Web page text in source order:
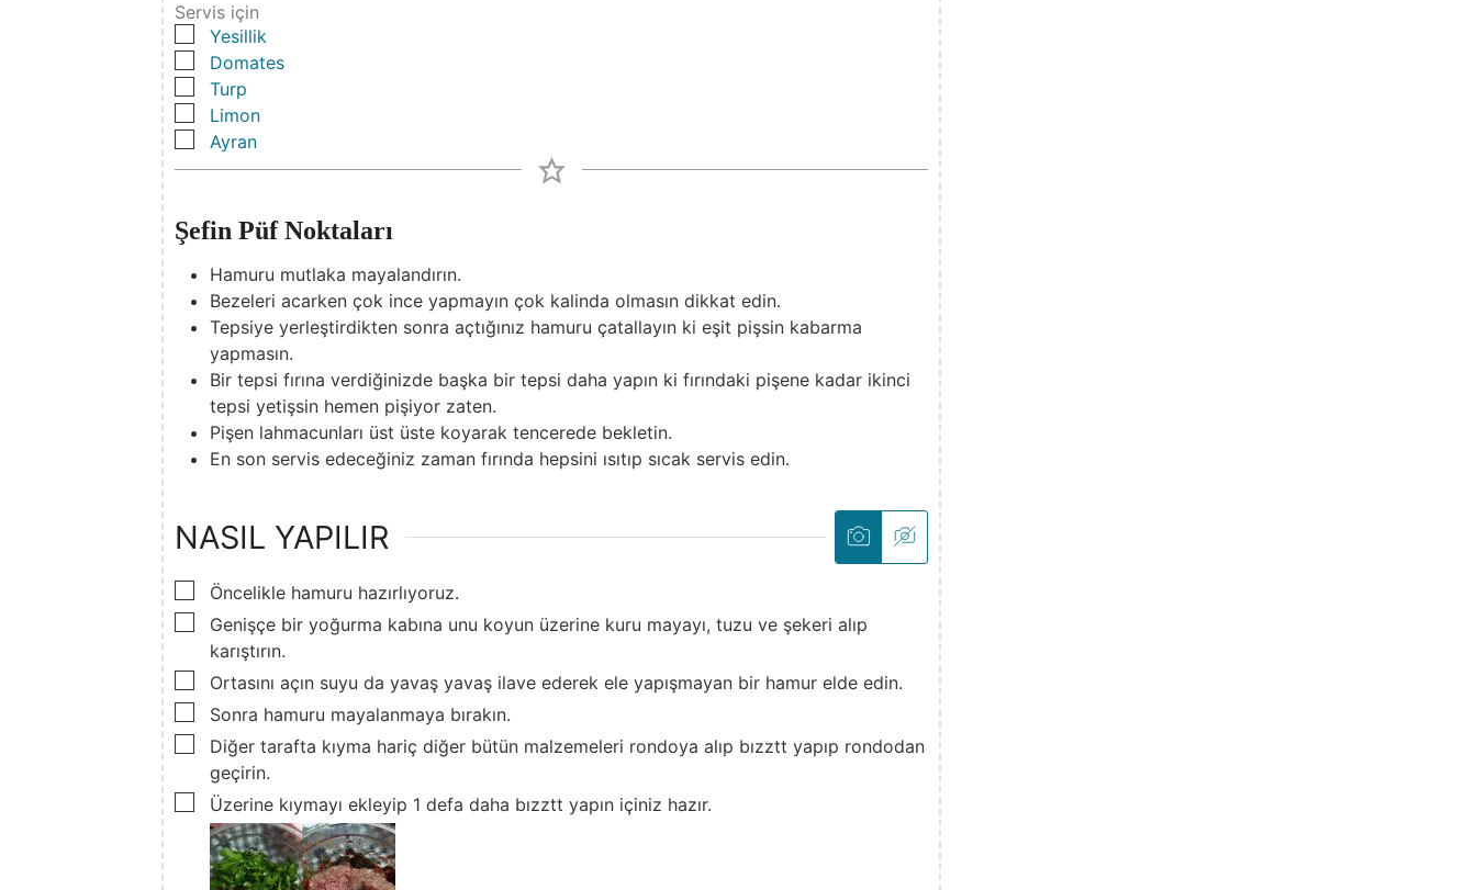
Servis için
▢
Yesillik
▢
Domates
▢
Turp
▢Limon
▢
Ayran
Şefin Püf Noktaları
Hamuru mutlaka mayalandırın.
Bezeleri acarken çok ince yapmayın çok kalinda olmasın dikkat edin.
Tepsiye yerleştirdikten sonra açtığınız hamuru çatallayın ki eşit pişsin kabarma
yapmasın.
Bir tepsi fırına verdiğinizde başka bir tepsi daha yapın ki fırındaki pişene kadar ikinci
tepsi yetişsin hemen pişiyor zaten.
Pişen lahmacunları üst üste koyarak tencerede bekletin.
En son servis edeceğiniz zaman fırında hepsini ısıtıp sıcak servis edin.
NASIL YAPILIR
▢
Öncelikle hamuru hazırlıyoruz.
▢
Genişçe bir yoğurma kabına unu koyun üzerine kuru mayayı, tuzu ve şekeri alıp
karıştırın.
▢
Ortasını açın suyu da yavaş yavaş ilave ederek ele yapışmayan bir hamur elde edin.
▢
Sonra hamuru mayalanmaya bırakın.
▢
Diğer tarafta kıyma hariç diğer bütün malzemeleri rondoya alıp bızztt yapıp rondodan
geçirin.
▢
Üzerine kıymayı ekleyip 1 defa daha bızztt yapın içiniz hazır.